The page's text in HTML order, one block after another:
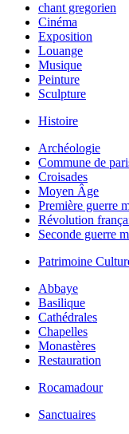
chant gregorien
Cinéma
Exposition
Louange
Musique
Peinture
Sculpture
Histoire
Archéologie
Commune de
Croisades
Moyen Âge
Première guerre
Révolution
Seconde guerre
Patrimoine
Abbaye
Basilique
Cathédrales
Chapelles
Monastères
Restauration
Rocamadour
Sanctuaires